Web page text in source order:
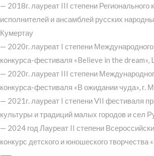
— 2018г. лауреат III степени Регионального
исполнителей и ансамблей русских
Кумертау
— 2020г. лауреат I степени
конкурса-фестиваля «Believe in the dream»,
— 2020г. лауреат III степени
конкурса-фестиваля «В ожидании чуда», г.
— 2021г. лауреат I степени VII фестиваля
культуры и традиций малых городов и сел
— 2024 год Лауреат II степени
конкурс детского и юношеского творчества